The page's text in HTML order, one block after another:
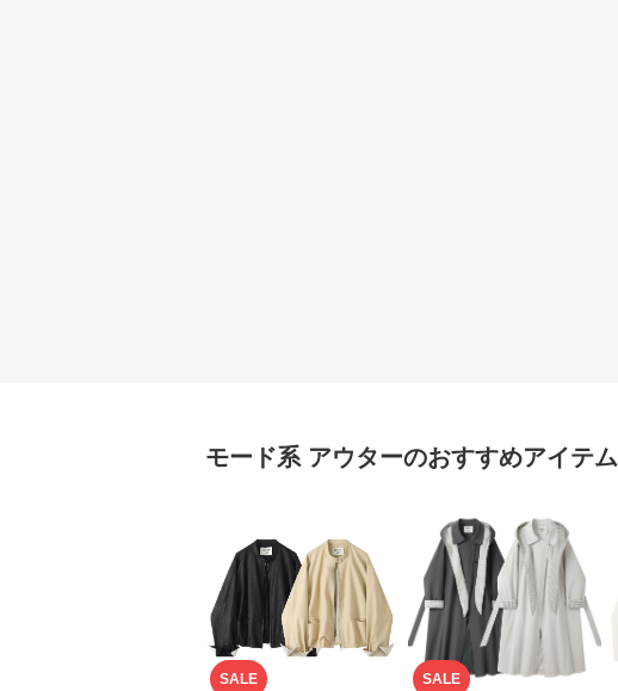
モード系 アウターのおすすめアイテム
SALE SALE